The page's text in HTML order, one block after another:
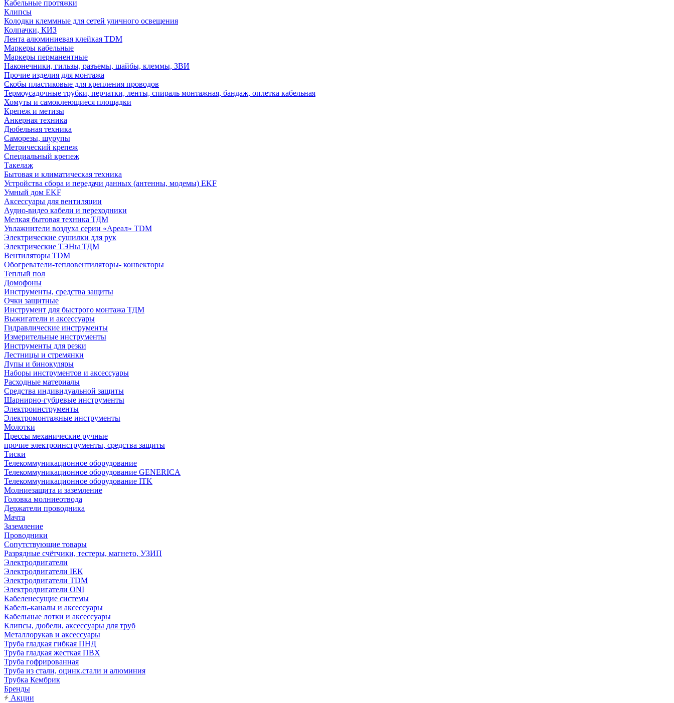
Кабельные протяжки
Клипсы
Колодки клеммные для сетей уличного освещения
Колпачки, КИЗ
Лента алюминиевая клейкая TDM
Маркеры кабельные
Маркеры перманентные
Наконечники, гильзы, разъемы, шайбы, клеммы, ЗВИ
Прочие изделия для монтажа
Скобы пластиковые для крепления проводов
Термоусадочные трубки, перчатки, ленты, спираль монтажная, бандаж, оплетка кабельная
Хомуты и самоклеющиеся площадки
Крепеж и метизы
Анкерная техника
Дюбельная техника
Саморезы, шурупы
Метрический крепеж
Специальный крепеж
Такелаж
Бытовая и климатическая техника
Устройства сбора и передачи данных (антенны, модемы) EKF
Умный дом EKF
Аксессуары для вентиляции
Аудио-видео кабели и переходники
Мелкая бытовая техника ТДМ
Увлажнители воздуха серии «Ареал» TDM
Электрические сушилки для рук
Электрические ТЭНы ТДМ
Вентиляторы TDM
Обогреватели-тепловентиляторы- конвекторы
Теплый пол
Домофоны
Инструменты, средства защиты
Очки защитные
Инструмент для быстрого монтажа ТДМ
Выжигатели и аксессуары
Гидравлические инструменты
Измерительные инструменты
Инструменты для резки
Лестницы и стремянки
Лупы и бинокуляры
Наборы инструментов и аксессуары
Расходные материалы
Средства индивидуальной защиты
Шарнирно-губцевые инструменты
Электроинструменты
Электромонтажные инструменты
Молотки
Прессы механические ручные
прочие электроинструменты, средства защиты
Тиски
Телекоммуникационное оборудование
Телекоммуникационное оборудование GENERICA
Телекоммуникационное оборудование ITK
Молниезащита и заземление
Головка молниеотвода
Держатели проводника
Мачта
Заземление
Проводники
Сопутствующие товары
Разрядные счётчики, тестеры, магнето, УЗИП
Электродвигатели
Электродвигатели IEK
Электродвигатели TDM
Электродвигатели ONI
Кабеленесущие системы
Кабель-каналы и аксессуары
Кабельные лотки и аксессуары
Клипсы, дюбели, аксессуары для труб
Металлорукав и аксессуары
Труба гладкая гибкая ПНД
Труба гладкая жесткая ПВХ
Труба гофрированная
Труба из стали, оцинк.стали и алюминия
Трубка Кембрик
Бренды
Акции